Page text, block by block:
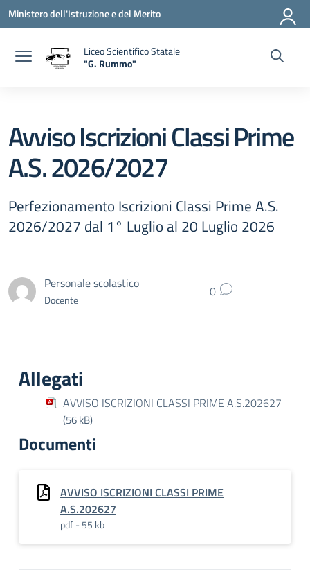
Vai ai contenuti
Vai al menu di navigazione
Vai al footer
Ministero dell'Istruzione e del Merito
Liceo Scientifico Statale
"G. Rummo"
Avviso Iscrizioni Classi Prime
A.S. 2026/2027
Perfezionamento Iscrizioni Classi Prime A.S.
2026/2027 dal 1° Luglio al 20 Luglio 2026
Personale scolastico
Docente 0
Allegati
AVVISO ISCRIZIONI CLASSI PRIME A.S.202627
(56 kB)
Documenti
AVVISO ISCRIZIONI CLASSI PRIME
A.S.202627
pdf - 55 kb